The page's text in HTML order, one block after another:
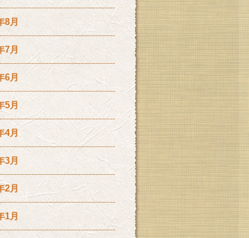
8月
7月
6月
5月
4月
3月
2月
1月